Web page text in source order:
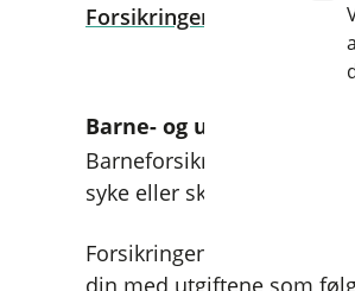
Forsikringen vår for
Barne- og
Barneforsikring gir deg
syke eller skadet.
Forsikringen er et tillegg
din med utgiftene som